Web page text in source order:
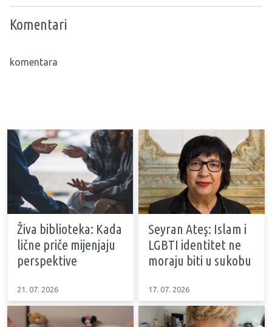
Komentari
komentara
Živa biblioteka: Kada
lične priče mijenjaju
perspektive
21. 07. 2026
Seyran Ateş: Islam i
LGBTI identitet ne
moraju biti u sukobu
17. 07. 2026